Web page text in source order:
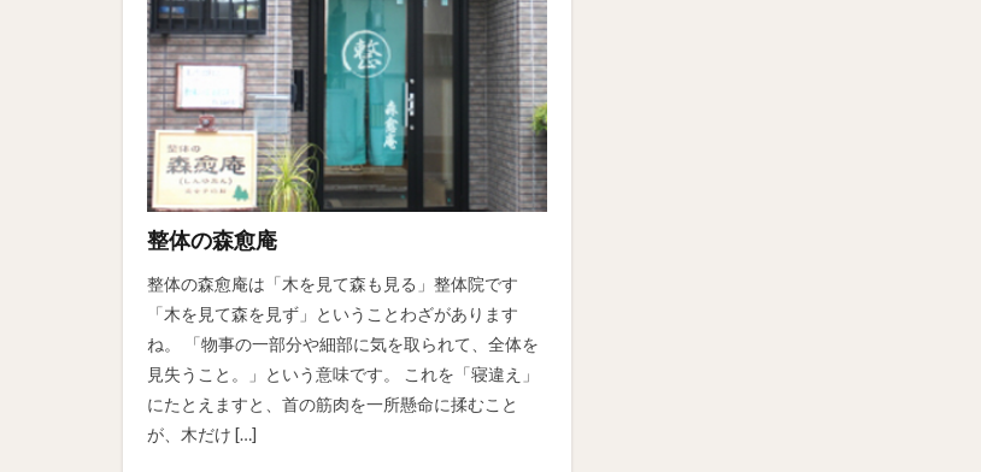
整体の森愈庵
整体の森愈庵は「木を見て森も見る」整体院です
「木を見て森を見ず」ということわざがあります
ね。 「物事の一部分や細部に気を取られて、全体を
見失うこと。」という意味です。 これを「寝違え」
にたとえますと、首の筋肉を一所懸命に揉むこと
が、木だけ […]